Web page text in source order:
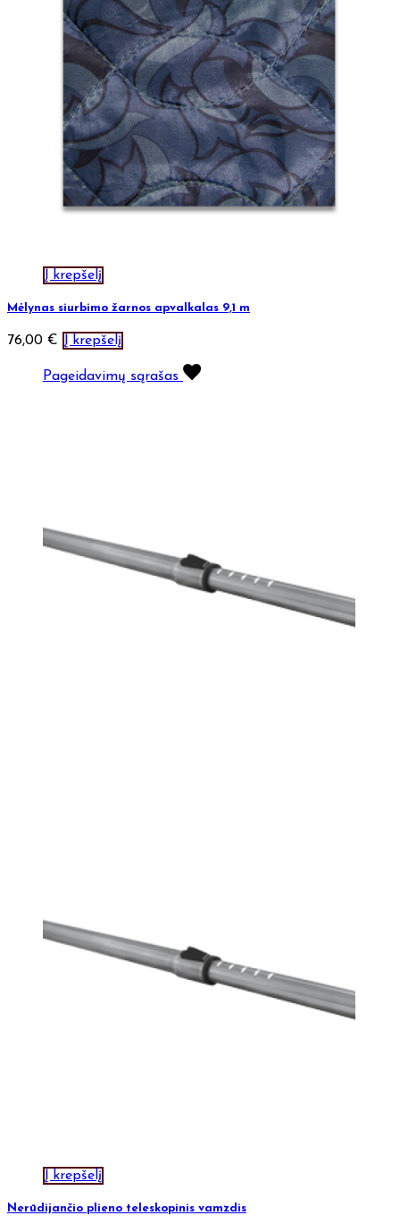
Į krepšelį
Mėlynas siurbimo žarnos apvalkalas 9,1 m
76,00 € Į krepšelį
Pageidavimų sąrašas
Į krepšelį
Nerūdijančio plieno teleskopinis vamzdis